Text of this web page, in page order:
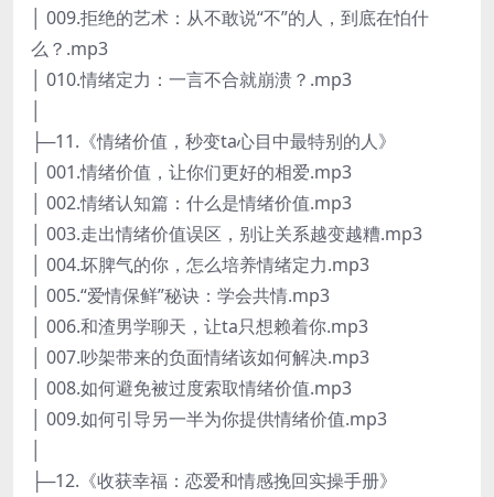
│ 009.拒绝的艺术：从不敢说“不”的人，到底在怕什
么？.mp3
│ 010.情绪定力：一言不合就崩溃？.mp3
├─11.《情绪价值，秒变ta心目中最特别的人》
│ 001.情绪价值，让你们更好的相爱.mp3
│ 002.情绪认知篇：什么是情绪价值.mp3
│ 003.走出情绪价值误区，别让关系越变越糟.mp3
│ 004.坏脾气的你，怎么培养情绪定力.mp3
│ 005.“爱情保鲜”秘诀：学会共情.mp3
│ 006.和渣男学聊天，让ta只想赖着你.mp3
│ 007.吵架带来的负面情绪该如何解决.mp3
│ 008.如何避免被过度索取情绪价值.mp3
│ 009.如何引导另一半为你提供情绪价值.mp3
├─12.《收获幸福：恋爱和情感挽回实操手册》